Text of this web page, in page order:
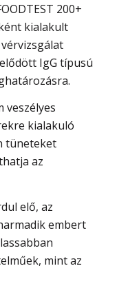
200+
kialakult
IgG típusú
veszélyes
kialakuló
tüneteket
az
elő, az
embert
mint az